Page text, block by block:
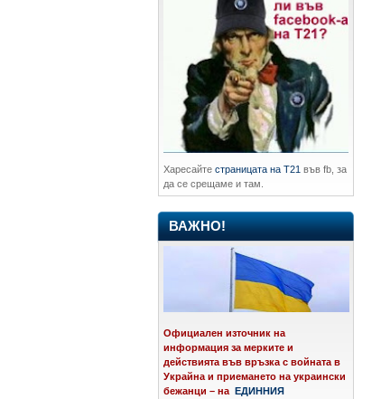
Харесайте страницата на Т21 във fb, за
да се срещаме и там.
ВАЖНО!
Официален източник на
информация за мерките и
действията във връзка с войната в
Украйна и приемането на украински
бежанци – на
ЕДИННИЯ